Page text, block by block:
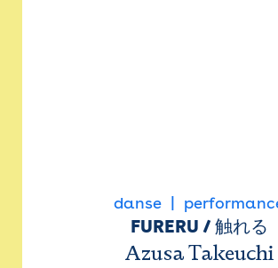
danse
FURERU / 触れる
Azusa Takeuchi